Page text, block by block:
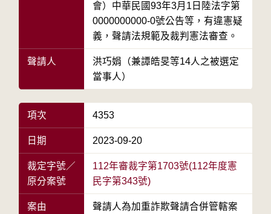
會）中華民國93年3月1日陸法字第
0000000000-0號公告等，有違憲疑
義，聲請法規範及裁判憲法審查。
聲請人
洪巧娟（兼譚皓旻等14人之被選定
當事人）
項次 4353
日期 2023-09-20
裁定字號／
原分案號
112年審裁字第1703號(112年度憲
民字第343號)
案由 聲請人為加重詐欺聲請合併管轄案